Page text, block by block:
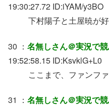
19:30:27.72 ID:iYAM/y3BO
下村陽子と土屋暁が
30 ： 名無しさん＠実況で
19:52:58.15 ID:KsvklG+L0
ここまで、ファンファ
31 ： 名無しさん＠実況で